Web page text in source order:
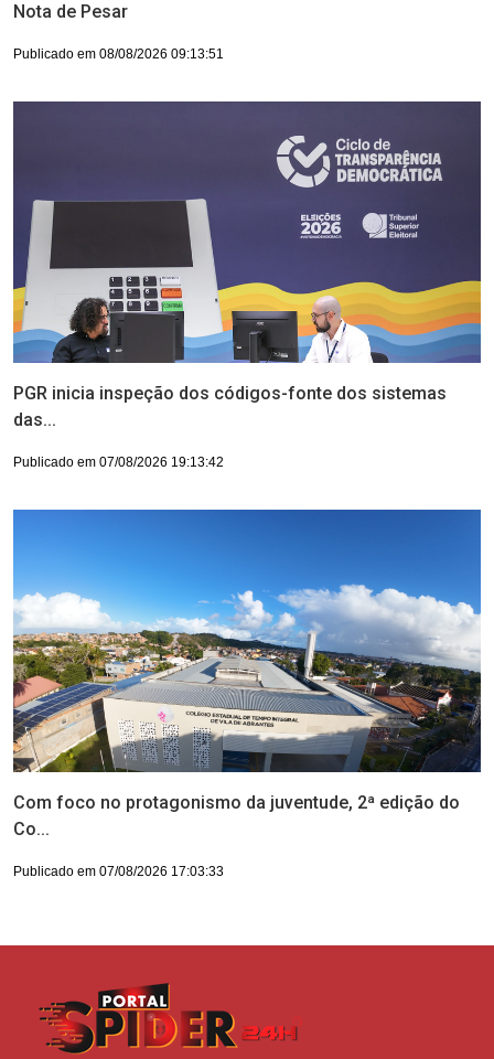
Nota de Pesar
Publicado em 08/08/2026 09:13:51
PGR inicia inspeção dos códigos-fonte dos sistemas
das...
Publicado em 07/08/2026 19:13:42
Com foco no protagonismo da juventude, 2ª edição do
Co...
Publicado em 07/08/2026 17:03:33